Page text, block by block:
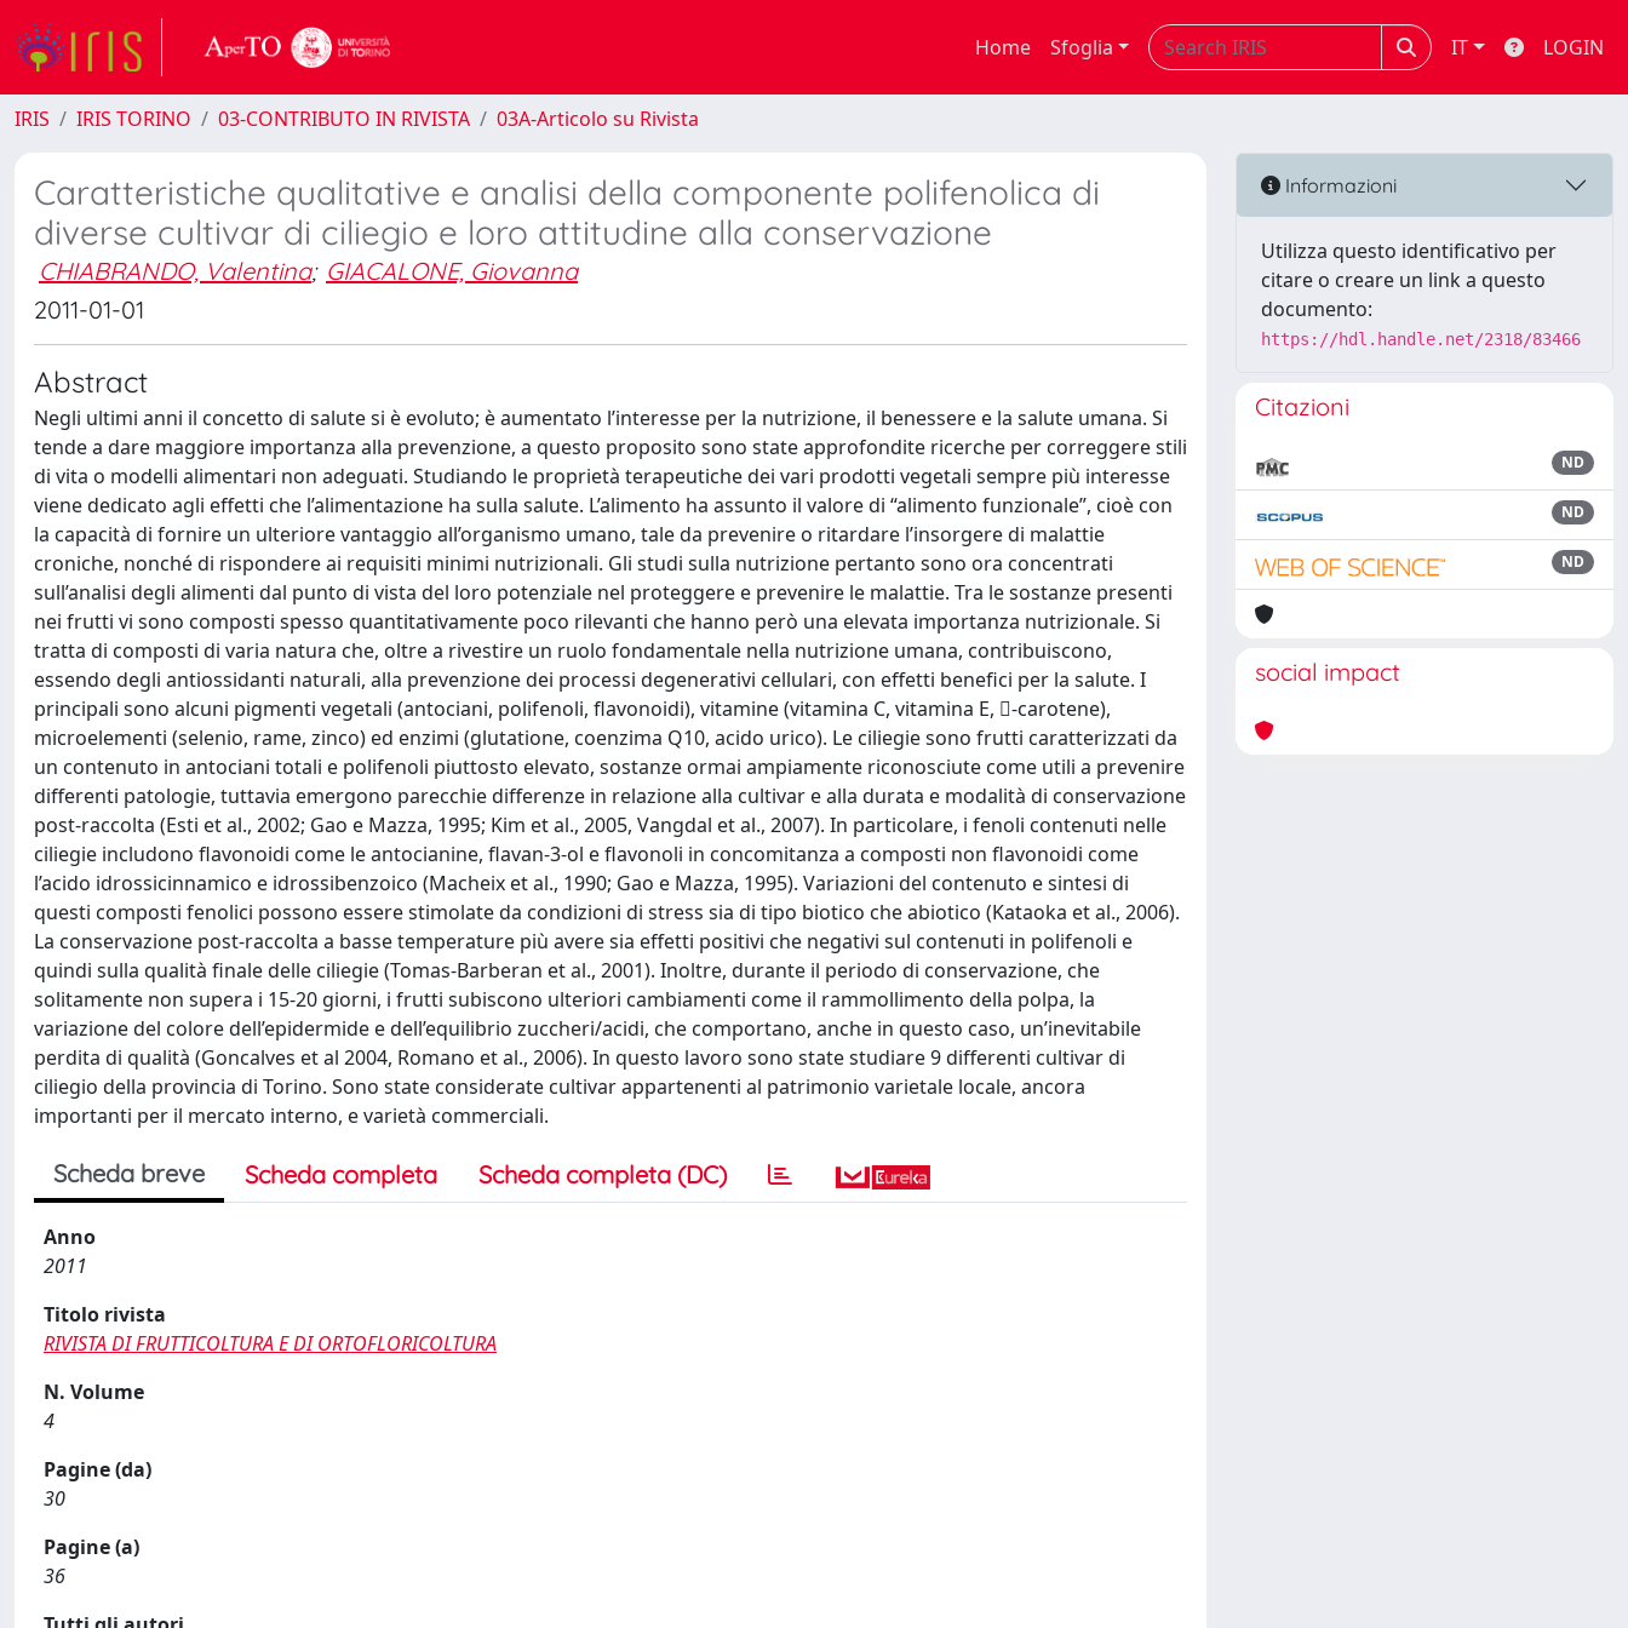
Home Sfoglia IT LOGIN
IRIS IRIS TORINO 03-CONTRIBUTO IN RIVISTA 03A-Articolo su Rivista
Caratteristiche qualitative e analisi della componente polifenolica di
diverse cultivar di ciliegio e loro attitudine alla conservazione
CHIABRANDO, Valentina; GIACALONE, Giovanna
2011-01-01
Abstract
Negli ultimi anni il concetto di salute si è evoluto; è aumentato l’interesse per la nutrizione, il benessere e la salute umana. Si
tende a dare maggiore importanza alla prevenzione, a questo proposito sono state approfondite ricerche per correggere stili
di vita o modelli alimentari non adeguati. Studiando le proprietà terapeutiche dei vari prodotti vegetali sempre più interesse
viene dedicato agli effetti che l’alimentazione ha sulla salute. L’alimento ha assunto il valore di “alimento funzionale”, cioè con
la capacità di fornire un ulteriore vantaggio all’organismo umano, tale da prevenire o ritardare l’insorgere di malattie
croniche, nonché di rispondere ai requisiti minimi nutrizionali. Gli studi sulla nutrizione pertanto sono ora concentrati
sull’analisi degli alimenti dal punto di vista del loro potenziale nel proteggere e prevenire le malattie. Tra le sostanze presenti
nei frutti vi sono composti spesso quantitativamente poco rilevanti che hanno però una elevata importanza nutrizionale. Si
tratta di composti di varia natura che, oltre a rivestire un ruolo fondamentale nella nutrizione umana, contribuiscono,
essendo degli antiossidanti naturali, alla prevenzione dei processi degenerativi cellulari, con effetti benefici per la salute. I
principali sono alcuni pigmenti vegetali (antociani, polifenoli, flavonoidi), vitamine (vitamina C, vitamina E, -carotene),
microelementi (selenio, rame, zinco) ed enzimi (glutatione, coenzima Q10, acido urico). Le ciliegie sono frutti caratterizzati da
un contenuto in antociani totali e polifenoli piuttosto elevato, sostanze ormai ampiamente riconosciute come utili a prevenire
differenti patologie, tuttavia emergono parecchie differenze in relazione alla cultivar e alla durata e modalità di conservazione
post-raccolta (Esti et al., 2002; Gao e Mazza, 1995; Kim et al., 2005, Vangdal et al., 2007). In particolare, i fenoli contenuti nelle
ciliegie includono flavonoidi come le antocianine, flavan-3-ol e flavonoli in concomitanza a composti non flavonoidi come
l’acido idrossicinnamico e idrossibenzoico (Macheix et al., 1990; Gao e Mazza, 1995). Variazioni del contenuto e sintesi di
questi composti fenolici possono essere stimolate da condizioni di stress sia di tipo biotico che abiotico (Kataoka et al., 2006).
La conservazione post-raccolta a basse temperature più avere sia effetti positivi che negativi sul contenuti in polifenoli e
quindi sulla qualità finale delle ciliegie (Tomas-Barberan et al., 2001). Inoltre, durante il periodo di conservazione, che
solitamente non supera i 15-20 giorni, i frutti subiscono ulteriori cambiamenti come il rammollimento della polpa, la
variazione del colore dell’epidermide e dell’equilibrio zuccheri/acidi, che comportano, anche in questo caso, un’inevitabile
perdita di qualità (Goncalves et al 2004, Romano et al., 2006). In questo lavoro sono state studiare 9 differenti cultivar di
ciliegio della provincia di Torino. Sono state considerate cultivar appartenenti al patrimonio varietale locale, ancora
importanti per il mercato interno, e varietà commerciali.
Scheda breve Scheda completa Scheda completa (DC)
Anno
2011
Titolo rivista
RIVISTA DI FRUTTICOLTURA E DI ORTOFLORICOLTURA
N. Volume
4
Pagine (da)
30
Pagine (a)
36
Informazioni
Utilizza questo identificativo per
citare o creare un link a questo
documento:
https://hdl.handle.net/2318/83466
Citazioni
ND
ND
ND
social impact